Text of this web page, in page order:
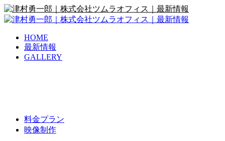
HOME
最新情報
GALLERY
料金プラン
映像制作